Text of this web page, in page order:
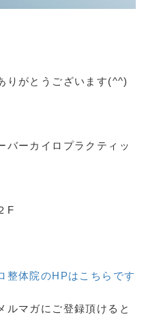
りがとうございます(^^)
バーカイロプラクティッ
F
整体院のHPはこちらです
ルマガにご登録頂けると